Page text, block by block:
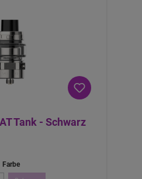
Tank - Schwarz
Farbe